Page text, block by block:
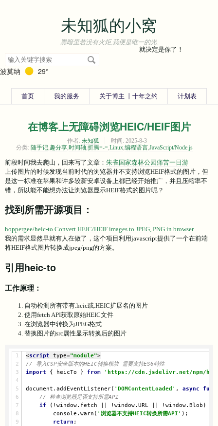
未知狐的小窝
黑暗里若没有火炬,我便是唯一的光.
搜
索
关
就决定是你了！
波莫纳 29°
首页 我的服务 关于博主 丨十年之约 计划表
在博客上无障碍浏览HEIC/HEIF图片
作者: 未知狐 时间: 2025-8-3
分类: 随手记,趣分享,时间轴,折腾=-=,Linux,编程语言,JavaScript/Node.js
前段时间我去爬山，回来写了文章： 朱雀国家森林公园痛苦一日游
上传图片的时候发现当前时代的浏览器并不支持浏览HEIF格式的图片，但
是这一标准在苹果和许多较新安卓设备上都已经开始推广，并且压缩率不
错，所以能不能想办法让浏览器显示HEIF格式的图片呢？
找到所需开源项目：
hoppergee/heic-to Convert HEIC/HEIF images to JPEG, PNG in browser
我的需求显然早就有人在做了，这个项目利用javascript提供了一个在前端
将HEIF格式图片转换成jpeg/png的方案。
引用heic-to
工作原理：
自动检测所有带有.heic或.HEIC扩展名的图片
使用fetch API获取原始HEIC文件
在浏览器中转换为JPEG格式
替换图片的src属性显示转换后的图片
<script type="module">
// 导入CSP安全版本的HEIC转换模块 需要支持ES6特性
import { heicTo } from 'https://cdn.jsdelivr.net/npm/
document .addEventListener( 'DOMContentLoaded' , async
// 检查浏览器是否支持所需API
if (! window.fetch || ! window.URL || ! window.Blob) {
console .warn( '浏览器不支持HEIC转换所需API' );
return ;